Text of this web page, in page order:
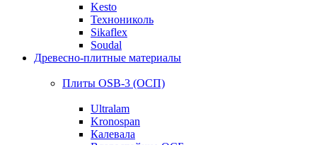
Kesto
Технониколь
Sikaflex
Soudal
Древесно-плитные материалы
Плиты OSB-3 (ОСП)
Ultralam
Kronospan
Калевала